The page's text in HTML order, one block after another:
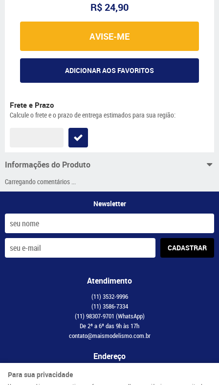
R$ 24,90
AVISE-ME
ADICIONAR AOS FAVORITOS
Frete e Prazo
Calcule o frete e o prazo de entrega estimados para sua região:
Informações do Produto
Carregando comentários ...
Newsletter
CADASTRAR
Atendimento
(11) 3532-9996
(11) 3586-7334
(11) 98307-9701 (WhatsApp)
De 2ª a 6ª das 9h às 17h
contato@maismodelismo.com.br
Endereço
Avenida Adolfo Pinheiro, 2056, CJ 34
Para sua privacidade